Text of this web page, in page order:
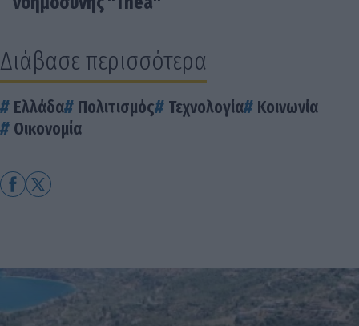
Διάβασε περισσότερα
Ελλάδα Πολιτισμός Τεχνολογία
Κοινωνία
Οικονομία